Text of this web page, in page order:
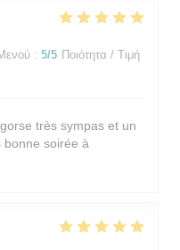
: 5/5 Ποιότητα / Τιμή
très sympas et un
bonne soirée à